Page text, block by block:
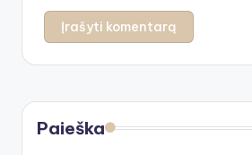
Paieška